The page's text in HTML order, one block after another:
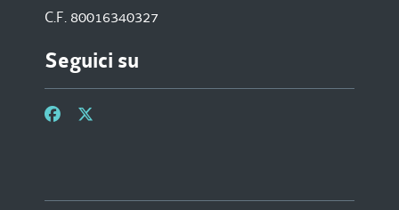
C.F. 80016340327
Seguici su